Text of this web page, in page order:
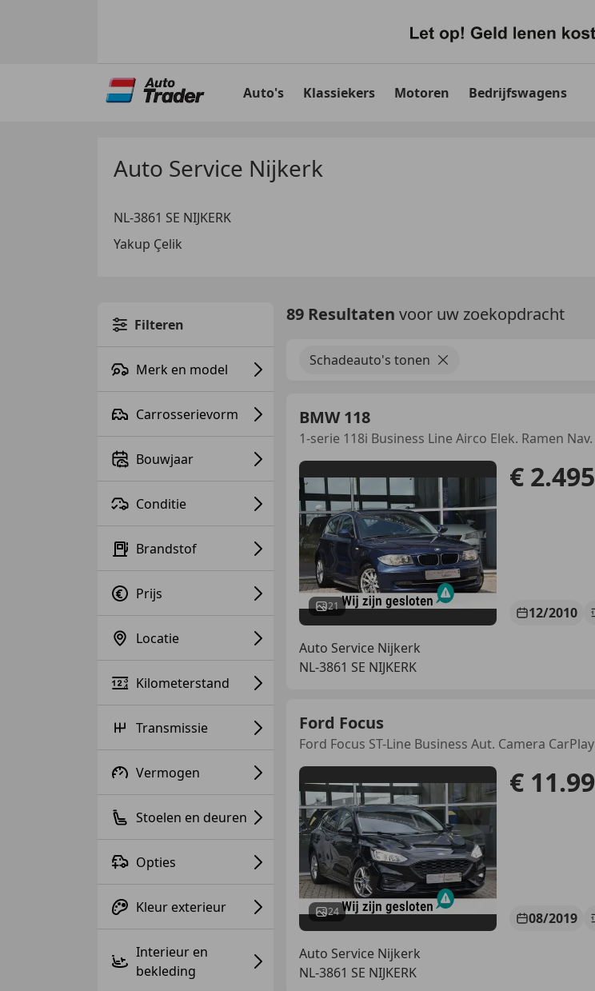
Auto's Klassiekers Motoren Bedrijfswagens
Auto Service Nijkerk
NL-3861 SE NIJKERK
Yakup Çelik
Filteren
Merk en model
Carrosserievorm
Bouwjaar
Conditie
Brandstof
Prijs
Locatie
Kilometerstand
Transmissie
Vermogen
Stoelen en deuren
Opties
Kleur exterieur
Interieur en
bekleding
89 Resultaten voor uw zoekopdracht
Schadeauto's tonen
BMW 118
1-serie 118i Business Line Airco Elek. Ramen Nav.
21
€ 2.495
12/2010
Auto Service Nijkerk
NL-3861 SE NIJKERK
Ford Focus
Ford Focus ST-Line Business Aut. Camera CarPlay
24
€
08/2019
Auto Service Nijkerk
NL-3861 SE NIJKERK